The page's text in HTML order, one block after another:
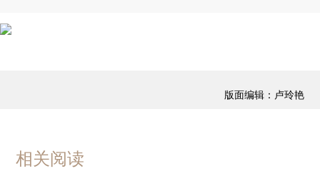
版面编辑：卢玲艳
相关阅读